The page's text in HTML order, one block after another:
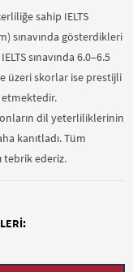
sahip IELTS
sınavında gösterdikleri
sınavında 6.0–6.5
üzeri skorlar ise prestijli
dil yeterliliklerinin
kanıtladı. Tüm
tebrik ederiz.